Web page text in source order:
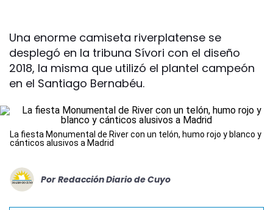
Una enorme camiseta riverplatense se
desplegó en la tribuna Sívori con el diseño
2018, la misma que utilizó el plantel campeón
en el Santiago Bernabéu.
La fiesta Monumental de River con un telón, humo rojo y blanco y
cánticos alusivos a Madrid
Por Redacción Diario de Cuyo